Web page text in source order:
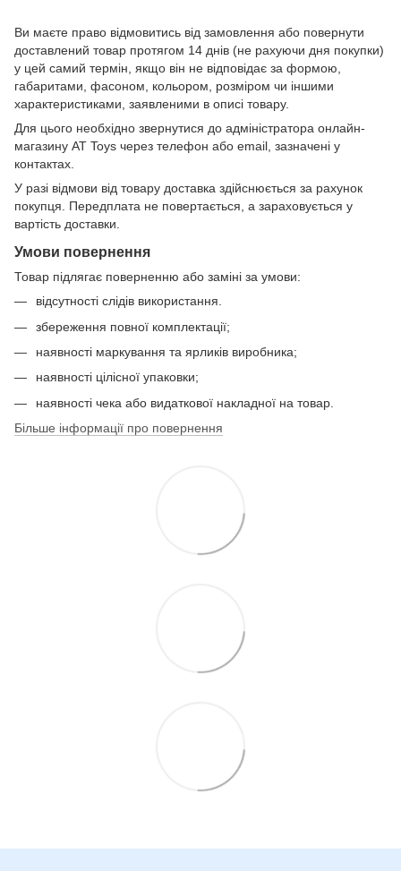
Ви маєте право відмовитись від замовлення або повернути
доставлений товар протягом 14 днів (не рахуючи дня покупки)
у цей самий термін, якщо він не відповідає за формою,
габаритами, фасоном, кольором, розміром чи іншими
характеристиками, заявленими в описі товару.
Для цього необхідно звернутися до адміністратора онлайн-
магазину AT Toys через телефон або email, зазначені у
контактах.
У разі відмови від товару доставка здійснюється за рахунок
покупця. Передплата не повертається, а зараховується у
вартість доставки.
Умови повернення
Товар підлягає поверненню або заміні за умови:
відсутності слідів використання.
збереження повної комплектації;
наявності маркування та ярликів виробника;
наявності цілісної упаковки;
наявності чека або видаткової накладної на товар.
Більше інформації про повернення